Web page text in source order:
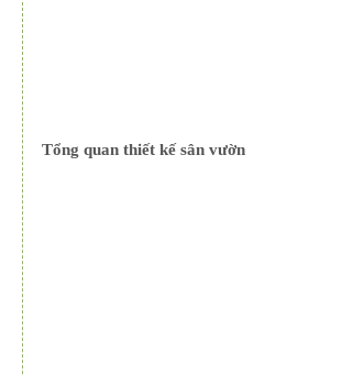
Tổng quan thiết kế sân vườn